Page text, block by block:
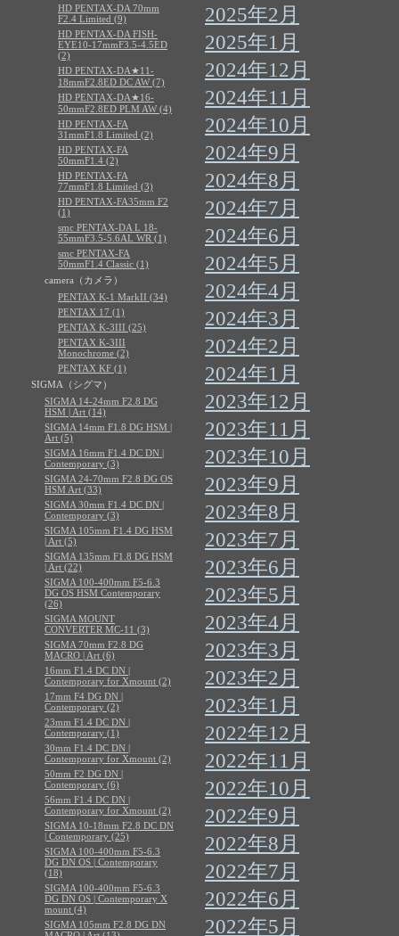
2025年2月
2025年1月
2024年12月
2024年11月
2024年10月
2024年9月
2024年8月
2024年7月
2024年6月
2024年5月
2024年4月
2024年3月
2024年2月
2024年1月
2023年12月
2023年11月
2023年10月
2023年9月
2023年8月
2023年7月
2023年6月
2023年5月
2023年4月
2023年3月
2023年2月
2023年1月
2022年12月
2022年11月
2022年10月
2022年9月
2022年8月
2022年7月
2022年6月
2022年5月
HD PENTAX-DA 70mm
F2.4 Limited (9)
HD PENTAX-DA FISH-
EYE10-17mmF3.5-4.5ED
(2)
HD PENTAX-DA★11-
18mmF2.8ED DC AW (7)
HD PENTAX-DA★16-
50mmF2.8ED PLM AW (4)
HD PENTAX-FA
31mmF1.8 Limited (2)
HD PENTAX-FA
50mmF1.4 (2)
HD PENTAX-FA
77mmF1.8 Limited (3)
HD PENTAX-FA35mm F2
(1)
smc PENTAX-DA L 18-
55mmF3.5-5.6AL WR (1)
smc PENTAX-FA
50mmF1.4 Classic (1)
camera（カメラ）
PENTAX K-1 MarkII (34)
PENTAX 17 (1)
PENTAX K-3III (25)
PENTAX K-3III
Monochrome (2)
PENTAX KF (1)
SIGMA（シグマ）
SIGMA 14-24mm F2.8 DG
HSM | Art (14)
SIGMA 14mm F1.8 DG HSM |
Art (5)
SIGMA 16mm F1.4 DC DN |
Contemporary (3)
SIGMA 24-70mm F2.8 DG OS
HSM Art (33)
SIGMA 30mm F1.4 DC DN |
Contemporary (3)
SIGMA 105mm F1.4 DG HSM
| Art (5)
SIGMA 135mm F1.8 DG HSM
| Art (22)
SIGMA 100-400mm F5-6.3
DG OS HSM Contemporary
(26)
SIGMA MOUNT
CONVERTER MC-11 (3)
SIGMA 70mm F2.8 DG
MACRO | Art (6)
16mm F1.4 DC DN |
Contemporary for Xmount (2)
17mm F4 DG DN |
Contemporary (2)
23mm F1.4 DC DN |
Contemporary (1)
30mm F1.4 DC DN |
Contemporary for Xmount (2)
50mm F2 DG DN |
Contemporary (6)
56mm F1.4 DC DN |
Contemporary for Xmount (2)
SIGMA 10-18mm F2.8 DC DN
| Contemporary (25)
SIGMA 100-400mm F5-6.3
DG DN OS | Contemporary
(18)
SIGMA 100-400mm F5-6.3
DG DN OS | Contemporary X
mount (4)
SIGMA 105mm F2.8 DG DN